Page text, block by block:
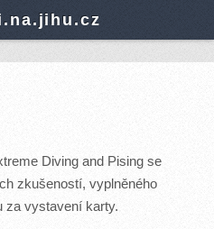
Diving and Pising se
zkušeností, vyplněného
za vystavení karty.